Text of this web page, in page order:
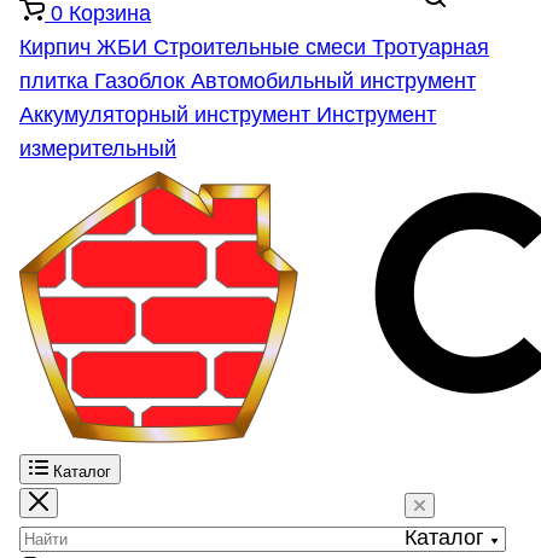
0 Корзина
Кирпич ЖБИ Строительные смеси Тротуарная
плитка Газоблок Автомобильный инструмент
Аккумуляторный инструмент Инструмент
измерительный
Каталог
Каталог